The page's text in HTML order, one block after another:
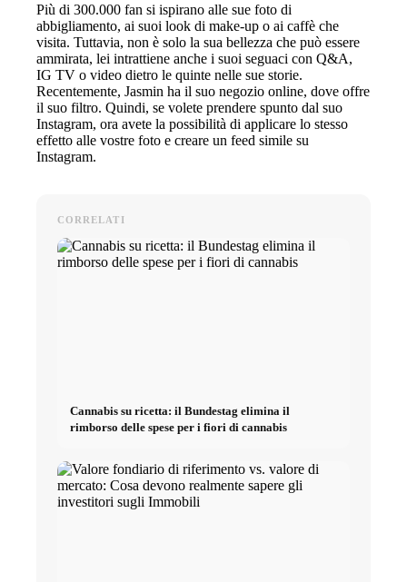
Più di 300.000 fan si ispirano alle sue foto di
abbigliamento, ai suoi look di make-up o ai caffè che
visita. Tuttavia, non è solo la sua bellezza che può essere
ammirata, lei intrattiene anche i suoi seguaci con Q&A,
IG TV o video dietro le quinte nelle sue storie.
Recentemente, Jasmin ha il suo negozio online, dove offre
il suo filtro. Quindi, se volete prendere spunto dal suo
Instagram, ora avete la possibilità di applicare lo stesso
effetto alle vostre foto e creare un feed simile su
Instagram.
CORRELATI
Cannabis su ricetta: il Bundestag elimina il
rimborso delle spese per i fiori di cannabis